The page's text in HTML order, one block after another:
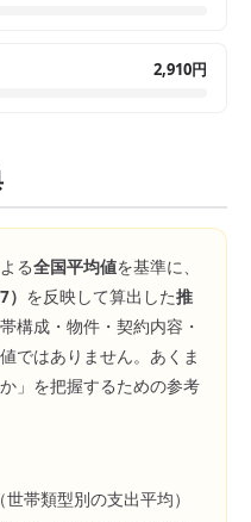
2,910円
る全国平均値を基準に、
） を反映して算出した推
構成・物件・契約内容・
ではありません。あくま
」を把握するための参考
帯類型別の支出平均）